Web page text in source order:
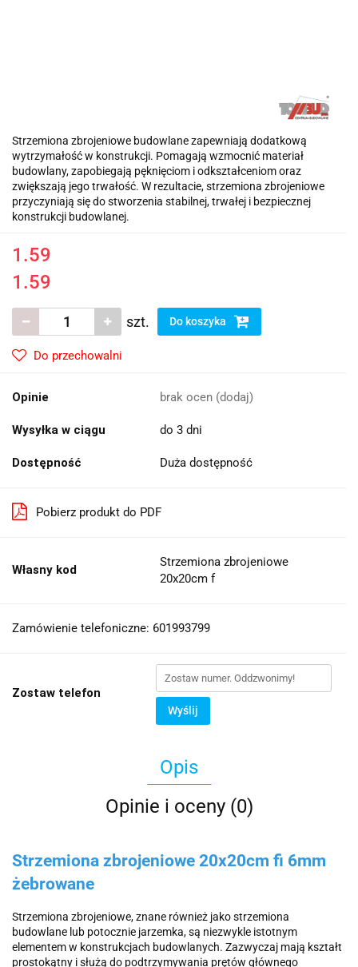
Strzemiona zbrojeniowe budowlane zapewniają dodatkową
wytrzymałość w konstrukcji. Pomagają wzmocnić materiał
budowlany, zapobiegają pęknięciom i odkształceniom oraz
zwiększają jego trwałość. W rezultacie, strzemiona zbrojeniowe
przyczyniają się do stworzenia stabilnej, trwałej i bezpiecznej
konstrukcji budowlanej.
1.59
1.59
szt. Do koszyka
Do przechowalni
Opinie brak ocen (dodaj)
Wysyłka w ciągu do 3 dni
Dostępność Duża dostępność
Pobierz produkt do PDF
Własny kod
Strzemiona zbrojeniowe
20x20cm f
Zamówienie telefoniczne: 601993799
Zostaw telefon
Wyślij
Opis
Opinie i oceny (0)
Strzemiona zbrojeniowe 20x20cm fi 6mm
żebrowane
Strzemiona zbrojeniowe, znane również jako strzemiona
budowlane lub potocznie jarzemka, są niezwykle istotnym
elementem w konstrukcjach budowlanych. Zazwyczaj mają kształt
prostokątny i służą do podtrzymywania prętów głównego